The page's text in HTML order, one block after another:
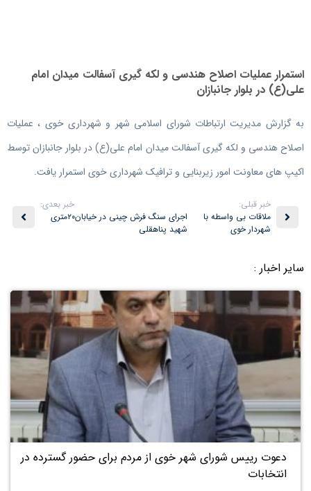
استمرار عملیات اصلاح هندسی و لکه گیری آسفالت میدان امام
علی(ع) در بلوار جانبازان
به گزارش مدیریت ارتباطات شورای اسلامی شهر و شهرداری خوی ، عملیات
اصلاح هندسی و لکه گیری آسفالت میدان امام علی(ع) در بلوار جانبازان توسط
اکیپ های معاونت امور زیربنایی و ترافیک شهرداری خوی استمرار یافت.
خبر قبلی:
ملاقات بی واسطه با
شهردار خوی
خبر بعدی:
اجرای سنگ فرش چینی در خیابان۲۰متری
شهید پناهقلی
سایر اخبار :
۲۶
بهمن
دعوت رییس شورای شهر خوی از مردم برای حضور گسترده در
انتخابات